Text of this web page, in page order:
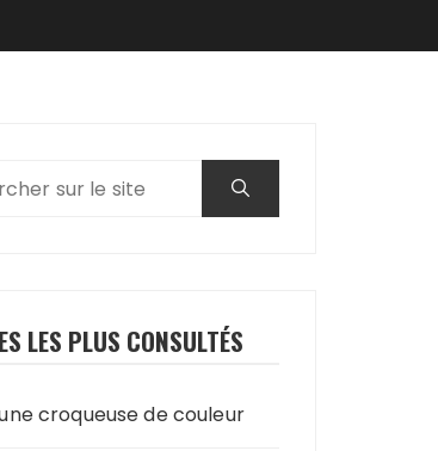
LES PLUS CONSULTÉS
croqueuse de couleur